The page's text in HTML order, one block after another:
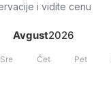
i vidite cenu